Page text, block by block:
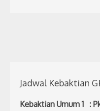
Jadwal Kebaktian
Kebaktian Umum 1 :